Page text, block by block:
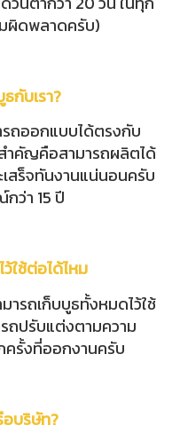
ผิดพลาดครับ)
กับเรา?
รถออกแบบได้ตรงกับ
ำคัญคือสามารถผลิตได้
สร็จทันงานแน่นอนครับ
ว่า 15 ปี
ใช้ต่อได้ไหม
รถเก็บบูธทั้งหมดไว้ใช้
ถปรับแต่งตามความ
ครั้งที่ออกงานครับ
อบริษัท?